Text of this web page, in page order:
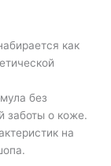
как
без
заботы о коже.
на